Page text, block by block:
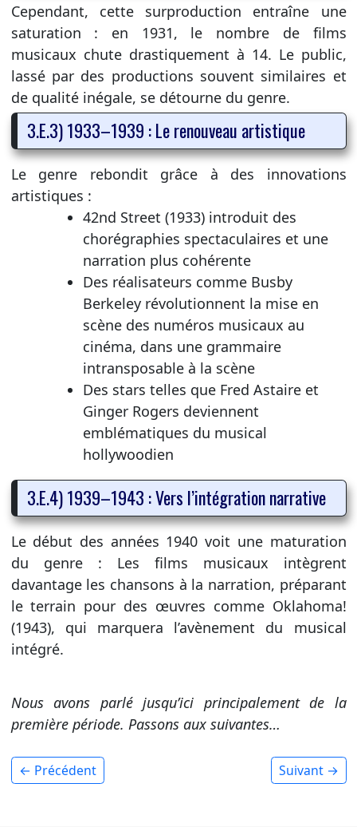
Cependant, cette surproduction entraîne une
saturation : en 1931, le nombre de films
musicaux chute drastiquement à 14. Le public,
lassé par des productions souvent similaires et
de qualité inégale, se détourne du genre.
3.E.3) 1933–1939 : Le renouveau artistique
Le genre rebondit grâce à des innovations
artistiques :
42nd Street (1933) introduit des
chorégraphies spectaculaires et une
narration plus cohérente
Des réalisateurs comme Busby
Berkeley révolutionnent la mise en
scène des numéros musicaux au
cinéma, dans une grammaire
intransposable à la scène
Des stars telles que Fred Astaire et
Ginger Rogers deviennent
emblématiques du musical
hollywoodien
3.E.4) 1939–1943 : Vers l’intégration narrative
Le début des années 1940 voit une maturation
du genre : Les films musicaux intègrent
davantage les chansons à la narration, préparant
le terrain pour des œuvres comme Oklahoma!
(1943), qui marquera l’avènement du musical
intégré.
Nous avons parlé jusqu’ici principalement de la
première période. Passons aux suivantes…
← Précédent Suivant →